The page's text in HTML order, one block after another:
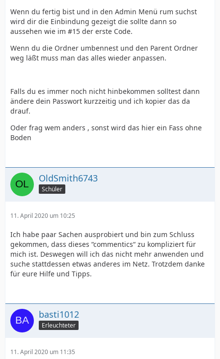
Wenn du fertig bist und in den Admin Menü rum suchst
wird dir die Einbindung gezeigt die sollte dann so
aussehen wie im #15 der erste Code.
Wenn du die Ordner umbennest und den Parent Ordner
weg läßt muss man das alles wieder anpassen.
Falls du es immer noch nicht hinbekommen solltest dann
ändere dein Passwort kurzzeitig und ich kopier das da
drauf.
Oder frag wem anders , sonst wird das hier ein Fass ohne
Boden
OldSmith6743
Schüler
11. April 2020 um 10:25
Ich habe paar Sachen ausprobiert und bin zum Schluss
gekommen, dass dieses “commentics“ zu kompliziert für
mich ist. Deswegen will ich das nicht mehr anwenden und
suche stattdessen etwas anderes im Netz. Trotzdem danke
für eure Hilfe und Tipps.
basti1012
Erleuchteter
11. April 2020 um 11:35